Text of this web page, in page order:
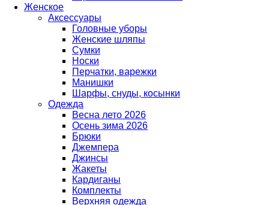
Женское
Аксессуары
Головные уборы
Женские шляпы
Сумки
Носки
Перчатки, варежки
Манишки
Шарфы, снуды, косынки
Одежда
Весна лето 2026
Осень зима 2026
Брюки
Джемпера
Джинсы
Жакеты
Кардиганы
Комплекты
Верхняя одежда